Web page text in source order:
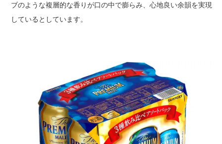
ブのような複層的な香りが口の中で膨らみ、心地良い余韻を実現
しているとしています。